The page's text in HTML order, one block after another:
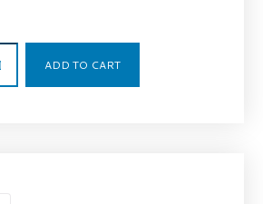
ADD TO CART